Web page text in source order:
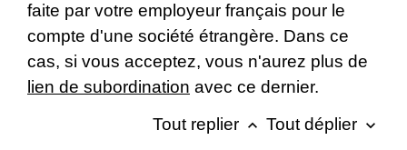
faite par votre employeur français pour le
compte d'une société étrangère. Dans ce
cas, si vous acceptez, vous n'aurez plus de
lien de subordination avec ce dernier.
Tout replier keyboard_arrow_up Tout déplier keyboard_arrow_down